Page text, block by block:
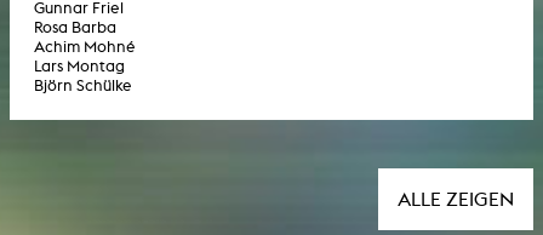
Gunnar Friel
Rosa Barba
Achim Mohné
Lars Montag
Björn Schülke
ALLE ZEIGEN